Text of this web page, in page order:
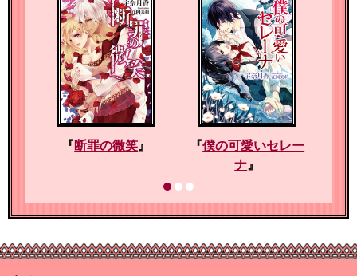
『断罪の微笑 』 『僕の可愛いセレー
ナ 』